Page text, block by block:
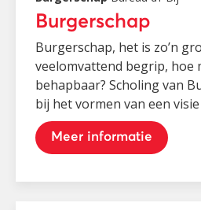
Burgerschap
Burgerschap, het is zo’n
veelomvattend begrip, hoe
behapbaar? Scholing van
bij het vormen van een
Meer informatie